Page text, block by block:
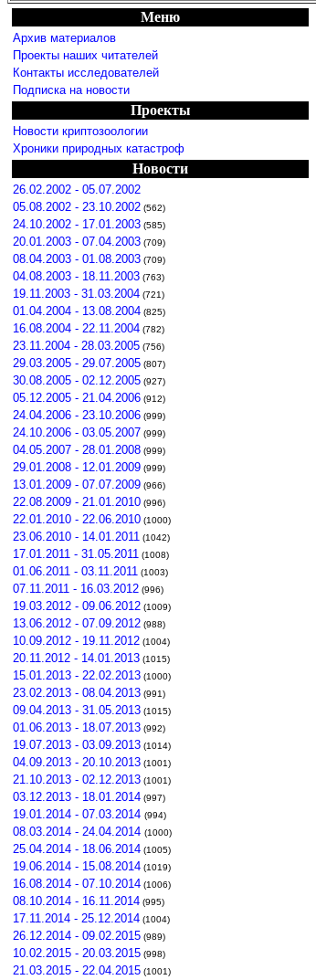
Меню
Архив материалов
Проекты наших читателей
Контакты исследователей
Подписка на новости
Проекты
Новости криптозоологии
Хроники природных катастроф
Новости
26.02.2002 - 05.07.2002
05.08.2002 - 23.10.2002 (562)
24.10.2002 - 17.01.2003 (585)
20.01.2003 - 07.04.2003 (709)
08.04.2003 - 01.08.2003 (709)
04.08.2003 - 18.11.2003 (763)
19.11.2003 - 31.03.2004 (721)
01.04.2004 - 13.08.2004 (825)
16.08.2004 - 22.11.2004 (782)
23.11.2004 - 28.03.2005 (756)
29.03.2005 - 29.07.2005 (807)
30.08.2005 - 02.12.2005 (927)
05.12.2005 - 21.04.2006 (912)
24.04.2006 - 23.10.2006 (999)
24.10.2006 - 03.05.2007 (999)
04.05.2007 - 28.01.2008 (999)
29.01.2008 - 12.01.2009 (999)
13.01.2009 - 07.07.2009 (966)
22.08.2009 - 21.01.2010 (996)
22.01.2010 - 22.06.2010 (1000)
23.06.2010 - 14.01.2011 (1042)
17.01.2011 - 31.05.2011 (1008)
01.06.2011 - 03.11.2011 (1003)
07.11.2011 - 16.03.2012 (996)
19.03.2012 - 09.06.2012 (1009)
13.06.2012 - 07.09.2012 (988)
10.09.2012 - 19.11.2012 (1004)
20.11.2012 - 14.01.2013 (1015)
15.01.2013 - 22.02.2013 (1000)
23.02.2013 - 08.04.2013 (991)
09.04.2013 - 31.05.2013 (1015)
01.06.2013 - 18.07.2013 (992)
19.07.2013 - 03.09.2013 (1014)
04.09.2013 - 20.10.2013 (1001)
21.10.2013 - 02.12.2013 (1001)
03.12.2013 - 18.01.2014 (997)
19.01.2014 - 07.03.2014 (994)
08.03.2014 - 24.04.2014 (1000)
25.04.2014 - 18.06.2014 (1005)
19.06.2014 - 15.08.2014 (1019)
16.08.2014 - 07.10.2014 (1006)
08.10.2014 - 16.11.2014 (995)
17.11.2014 - 25.12.2014 (1004)
26.12.2014 - 09.02.2015 (989)
10.02.2015 - 20.03.2015 (998)
21.03.2015 - 22.04.2015 (1001)